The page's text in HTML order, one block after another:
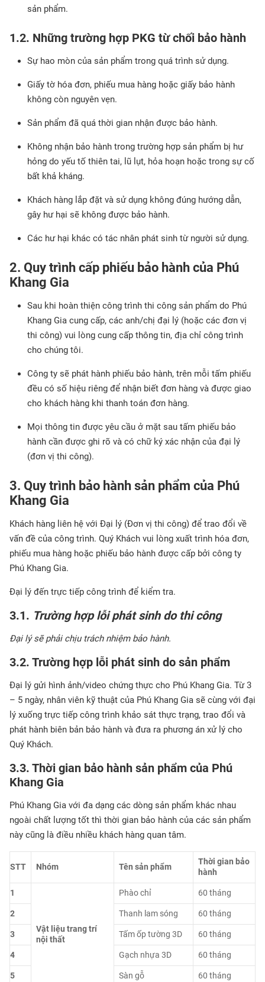
sản phẩm.
1.2. Những trường hợp PKG từ chối bảo hành
Sự hao mòn của sản phẩm trong quá trình sử dụng.
Giấy tờ hóa đơn, phiếu mua hàng hoặc giấy bảo hành
không còn nguyên vẹn.
Sản phẩm đã quá thời gian nhận được bảo hành.
Không nhận bảo hành trong trường hợp sản phẩm bị hư
hỏng do yếu tố thiên tai, lũ lụt, hỏa hoạn hoặc trong sự cố
bất khả kháng.
Khách hàng lắp đặt và sử dụng không đúng hướng dẫn,
gây hư hại sẽ không được bảo hành.
Các hư hại khác có tác nhân phát sinh từ người sử dụng.
2. Quy trình cấp phiếu bảo hành của Phú
Khang Gia
Sau khi hoàn thiện công trình thi công sản phẩm do Phú
Khang Gia cung cấp, các anh/chị đại lý (hoặc các đơn vị
thi công) vui lòng cung cấp thông tin, địa chỉ công trình
cho chúng tôi.
Công ty sẽ phát hành phiếu bảo hành, trên mỗi tấm phiếu
đều có số hiệu riêng để nhận biết đơn hàng và được giao
cho khách hàng khi thanh toán đơn hàng.
Mọi thông tin được yêu cầu ở mặt sau tấm phiếu bảo
hành cần được ghi rõ và có chữ ký xác nhận của đại lý
(đơn vị thi công).
3. Quy trình bảo hành sản phẩm của Phú
Khang Gia
Khách hàng liên hệ với Đại lý (Đơn vị thi công) để trao đổi về
vấn đề của công trình. Quý Khách vui lòng xuất trình hóa đơn,
phiếu mua hàng hoặc phiếu bảo hành được cấp bởi công ty
Phú Khang Gia.
Đại lý đến trực tiếp công trình để kiểm tra.
3.1. Trường hợp lỗi phát sinh do thi công
Đại lý sẽ phải chịu trách nhiệm bảo hành.
3.2. Trường hợp lỗi phát sinh do sản phẩm
Đại lý gửi hình ảnh/video chứng thực cho Phú Khang Gia. Từ 3
– 5 ngày, nhân viên kỹ thuật của Phú Khang Gia sẽ cùng với đại
lý xuống trực tiếp công trình khảo sát thực trạng, trao đổi và
phát hành biên bản bảo hành và đưa ra phương án xử lý cho
Quý Khách.
3.3. Thời gian bảo hành sản phẩm của Phú
Khang Gia
Phú Khang Gia với đa dạng các dòng sản phẩm khác nhau
ngoài chất lượng tốt thì thời gian bảo hành của các sản phẩm
này cũng là điều nhiều khách hàng quan tâm.
STT Nhóm Tên sản phẩm
Thời gian bảo
hành
1
Vật liệu trang trí
nội thất
Phào chỉ 60 tháng
2 Thanh lam sóng 60 tháng
3 Tấm ốp tường 3D 60 tháng
4 Gạch nhựa 3D 60 tháng
5 Sàn gỗ 60 tháng